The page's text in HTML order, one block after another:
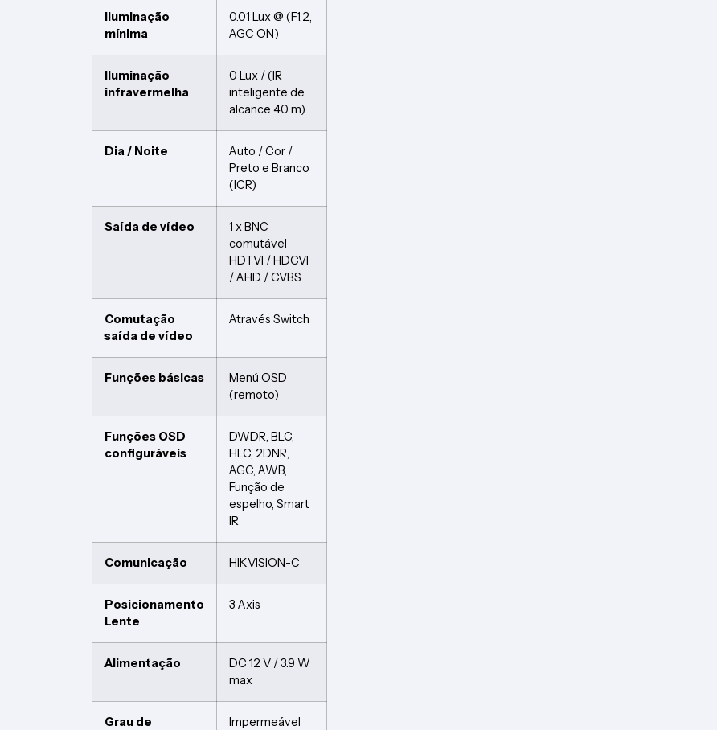
Iluminação
mínima
0.01 Lux @ (F1.2,
AGC ON)
Iluminação
infravermelha
0 Lux / (IR
inteligente de
alcance 40 m)
Dia / Noite
Auto / Cor /
Preto e Branco
(ICR)
Saída de vídeo
1 x BNC
comutável
HDTVI / HDCVI
/ AHD / CVBS
Comutação
saída de vídeo
Através Switch
Funções básicas
Menú OSD
(remoto)
Funções OSD
configuráveis
DWDR, BLC,
HLC, 2DNR,
AGC, AWB,
Função de
espelho, Smart
IR
Comunicação HIKVISION-C
Posicionamento
Lente
3 Axis
Alimentação
DC 12 V / 3.9 W
max
Grau de
Impermeável